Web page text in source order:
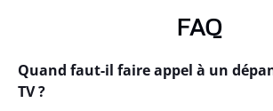
FAQ
Quand faut-il faire appel à un
TV ?